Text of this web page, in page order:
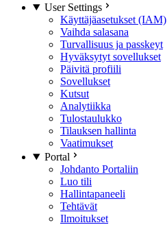
User Settings
Käyttäjäasetukset (IAM)
Vaihda salasana
Turvallisuus ja passkeyt
Hyväksytyt sovellukset
Päivitä profiili
Sovellukset
Kutsut
Analytiikka
Tulostaulukko
Tilauksen hallinta
Vaatimukset
Portal
Johdanto Portaliin
Luo tili
Hallintapaneeli
Tehtävät
Ilmoitukset